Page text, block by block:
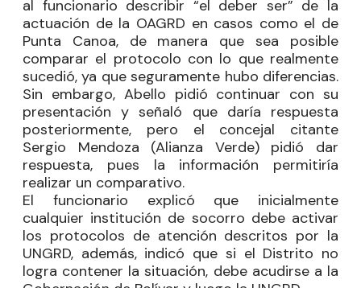
al funcionario describir “el deber ser” de la
actuación de la OAGRD en casos como el de
Punta Canoa, de manera que sea posible
comparar el protocolo con lo que realmente
sucedió, ya que seguramente hubo diferencias.
Sin embargo, Abello pidió continuar con su
presentación y señaló que daría respuesta
posteriormente, pero el concejal citante
Sergio Mendoza (Alianza Verde) pidió dar
respuesta, pues la información permitiría
realizar un comparativo.
El funcionario explicó que inicialmente
cualquier institución de socorro debe activar
los protocolos de atención descritos por la
UNGRD, además, indicó que si el Distrito no
logra contener la situación, debe acudirse a la